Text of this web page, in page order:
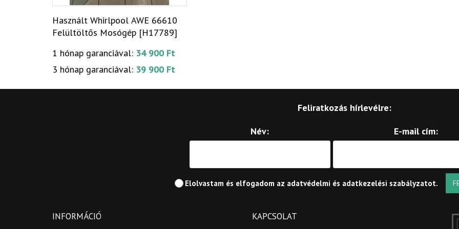
Használt Whirlpool AWE 66610
Felültöltős Mosógép [H17789]
1 hónap garanciával: 34 900 Ft
3 hónap garanciával: 39 900 Ft
Feliratkozás hírlevélre:
Név:
E-mail cím:
Elolvastam és elfogadom az adatvédelmi és adatkezelési szabályzatot.
INFORMÁCIÓ
KAPCSOLAT